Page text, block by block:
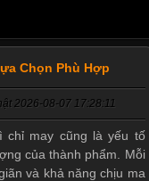
Chọn Phù Hợp
2026-08-07 17:28:11
chỉ may cũng là yếu tố
của thành phẩm. Mỗi
và khả năng chịu ma